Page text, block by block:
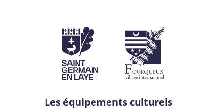
Les équipements culturels